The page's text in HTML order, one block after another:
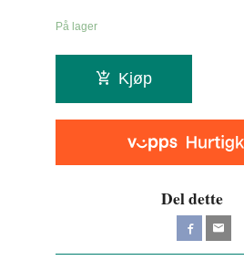
På lager
Kjøp
Del dette